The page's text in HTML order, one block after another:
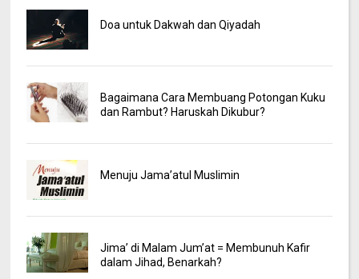
Doa untuk Dakwah dan Qiyadah
Bagaimana Cara Membuang Potongan Kuku
dan Rambut? Haruskah Dikubur?
Menuju Jama’atul Muslimin
Jima’ di Malam Jum’at = Membunuh Kafir
dalam Jihad, Benarkah?